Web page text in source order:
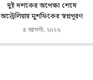
দুই দশকের অপেক্ষা শেষে
অস্ট্রেলিয়ায় মুশফিকের স্বপ্নপূরণ
৪ আগস্ট, ২০২৬